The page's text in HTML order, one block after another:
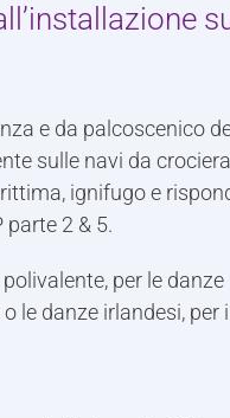
e da palcoscenico
sulle navi da
ignifugo e
2 & 5.
per le danze
le danze irlandesi, per